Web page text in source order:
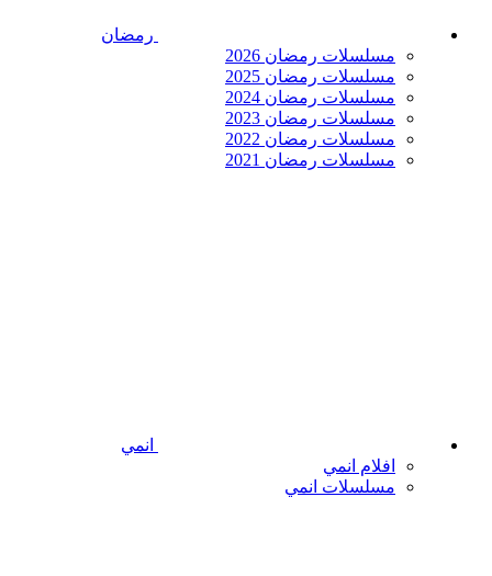
رمضان
مسلسلات رمضان 2026
مسلسلات رمضان 2025
مسلسلات رمضان 2024
مسلسلات رمضان 2023
مسلسلات رمضان 2022
مسلسلات رمضان 2021
انمي
افلام انمي
مسلسلات انمي